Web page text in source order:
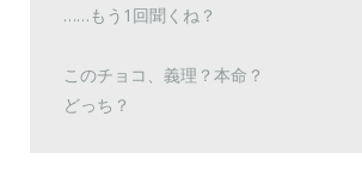
……もう1回聞くね？
このチョコ、義理？本命？
どっち？